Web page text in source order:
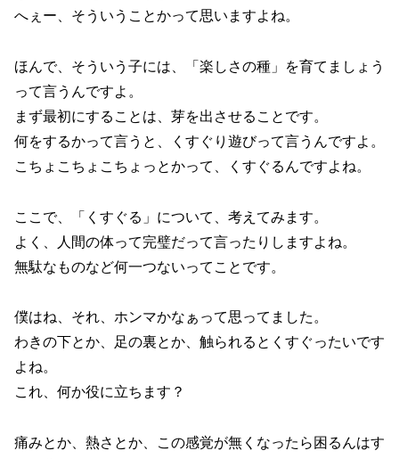
へぇー、そういうことかって思いますよね。
ほんで、そういう子には、「楽しさの種」を育てましょう
って言うんですよ。
まず最初にすることは、芽を出させることです。
何をするかって言うと、くすぐり遊びって言うんですよ。
こちょこちょこちょっとかって、くすぐるんですよね。
ここで、「くすぐる」について、考えてみます。
よく、人間の体って完璧だって言ったりしますよね。
無駄なものなど何一つないってことです。
僕はね、それ、ホンマかなぁって思ってました。
わきの下とか、足の裏とか、触られるとくすぐったいです
よね。
これ、何か役に立ちます？
痛みとか、熱さとか、この感覚が無くなったら困るんはす